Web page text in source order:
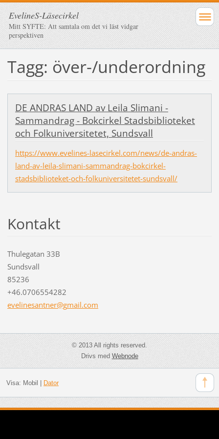
EvelineS-Läsecirkel
Mitt SYFTE: Att samtala om det vi läst vidgar
perspektiven
Tagg: över-/underordning
DE ANDRAS LAND av Leila Slimani -
Sammandrag - Bokcirkel Stadsbiblioteket
och Folkuniversitetet, Sundsvall
https://www.evelines-lasecirkel.com/news/de-andras-
land-av-leila-slimani-sammandrag-bokcirkel-
stadsbiblioteket-och-folkuniversitetet-sundsvall/
Kontakt
Thulegatan 33B
Sundsvall
85236
+46.0706554282
evelinesantner@gmail.com
© 2013 All rights reserved.
Drivs medWebnode
Visa: Mobil Dator